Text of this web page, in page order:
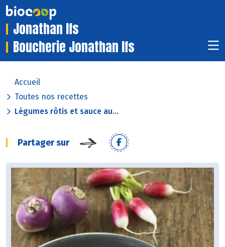
Jonathan Ifs
Boucherie Jonathan Ifs
Accueil
Toutes nos recettes
Légumes rôtis et sauce au...
Partager sur